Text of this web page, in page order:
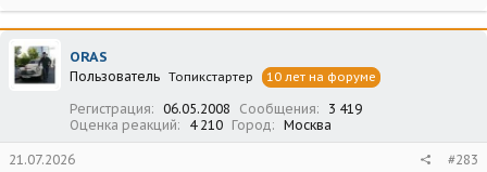
а
к
ц
и
и
ORAS
Пользователь Топикстартер 10 лет на форуме
Регистрация 06.05.2008 Сообщения
3 419
Оценка реакций
4 210 Город Москва
21.07.2026 #283